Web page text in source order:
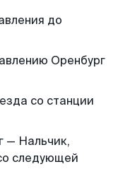
до
Оренбург
со станции
— Нальчик,
следующей